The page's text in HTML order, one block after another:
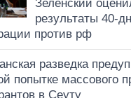
Зеленский
результаты 40-
против рф
разведка
попытке массового
в Сеуту